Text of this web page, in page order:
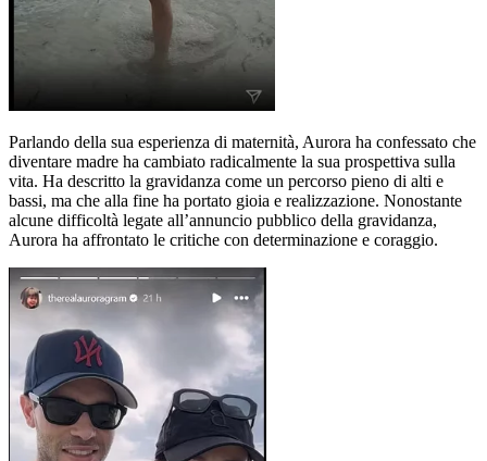
Parlando della sua esperienza di maternità, Aurora ha confessato che
diventare madre ha cambiato radicalmente la sua prospettiva sulla
vita. Ha descritto la gravidanza come un percorso pieno di alti e
bassi, ma che alla fine ha portato gioia e realizzazione. Nonostante
alcune difficoltà legate all’annuncio pubblico della gravidanza,
Aurora ha affrontato le critiche con determinazione e coraggio.